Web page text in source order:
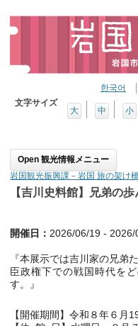
한국어
文字サイズ
小
中
大
岩国観光振興課－岩国 旅の架け
【吉川史料館】兄弟の
開催日： 2026/06/19 -
『本展示では吉川家の兄弟
臣政権下での戦国時代を
す。』
【開催期間】令和８年６月